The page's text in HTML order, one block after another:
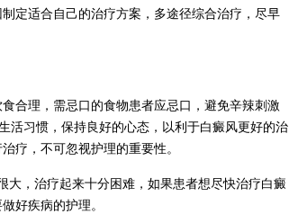
适合自己的治疗方案，多途径综合治疗，尽早
理，需忌口的食物患者应忌口，避免辛辣刺激
活习惯，保持良好的心态，以利于白癜风更好的治
疗，不可忽视护理的重要性。
大，治疗起来十分困难，如果患者想尽快治疗白癜
好疾病的护理。